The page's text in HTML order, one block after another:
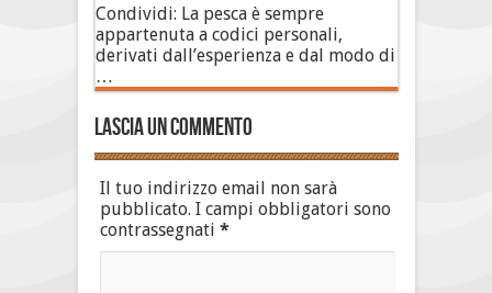
Condividi: La pesca è sempre
appartenuta a codici personali,
derivati dall’esperienza e dal modo di
…
Lascia un commento
Il tuo indirizzo email non sarà
pubblicato. I campi obbligatori sono
contrassegnati *